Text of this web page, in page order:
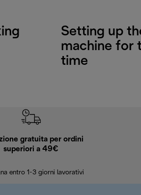
Setting up
machine for
time
gratuita per ordini
superiori a 49€
entro 1-3 giorni lavorativi